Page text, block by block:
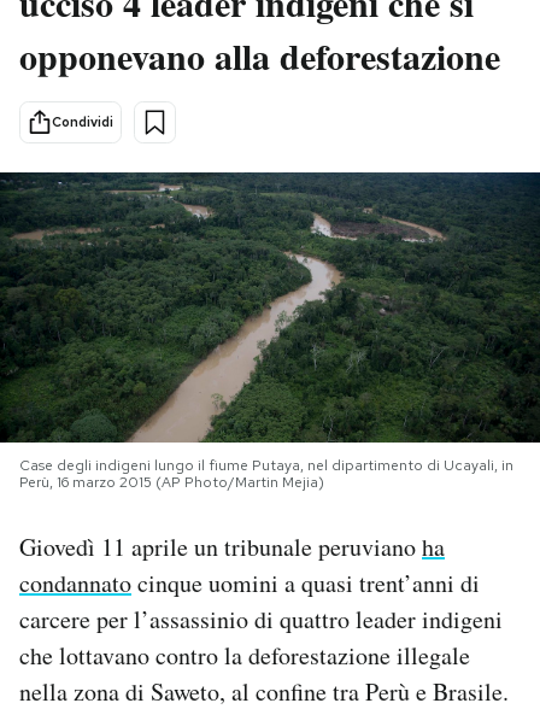
Scienza
Cultura
Economia
Sport
Ok Boomer!
Media
Mondiali calcio 2026
PODCAST
NEWSLETTER
I MIEI PREFERITI
CALENDARIO
opponevano alla deforestazione
Condividi
Case degli indigeni lungo il fiume Putaya, nel dipartimento di Ucayali, in
Perù, 16 marzo 2015 (AP Photo/Martin Mejia)
Giovedì 11 aprile un tribunale peruvianoha
condannatocinque uomini a quasi trent’anni di
carcere per l’assassinio di quattro leader indigeni
che lottavano contro la deforestazione illegale
nella zona di Saweto, al confine tra Perù e Brasile.